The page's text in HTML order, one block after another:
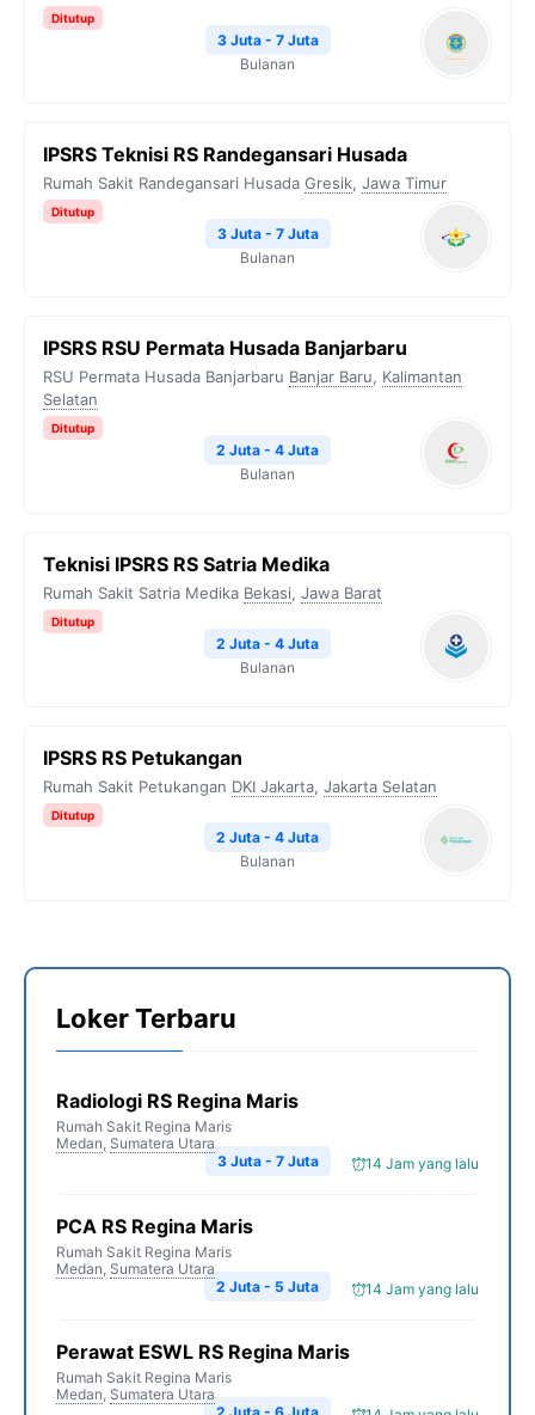
Ditutup
3 Juta - 7 Juta
Bulanan
IPSRS Teknisi RS Randegansari Husada
Rumah Sakit Randegansari Husada Gresik, Jawa Timur
Ditutup
3 Juta - 7 Juta
Bulanan
IPSRS RSU Permata Husada Banjarbaru
RSU Permata Husada Banjarbaru Banjar Baru, Kalimantan
Selatan
Ditutup
2 Juta - 4 Juta
Bulanan
Teknisi IPSRS RS Satria Medika
Rumah Sakit Satria Medika Bekasi, Jawa Barat
Ditutup
2 Juta - 4 Juta
Bulanan
IPSRS RS Petukangan
Rumah Sakit Petukangan DKI Jakarta, Jakarta Selatan
Ditutup
2 Juta - 4 Juta
Bulanan
Loker Terbaru
Radiologi RS Regina Maris
Rumah Sakit Regina Maris
Medan, Sumatera Utara
14 Jam yang lalu
3 Juta - 7 Juta
PCA RS Regina Maris
Rumah Sakit Regina Maris
Medan, Sumatera Utara
14 Jam yang lalu
2 Juta - 5 Juta
Perawat ESWL RS Regina Maris
Rumah Sakit Regina Maris
Medan, Sumatera Utara